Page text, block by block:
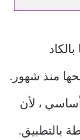
منذ شهور.
، لأن
بالتطبيق.